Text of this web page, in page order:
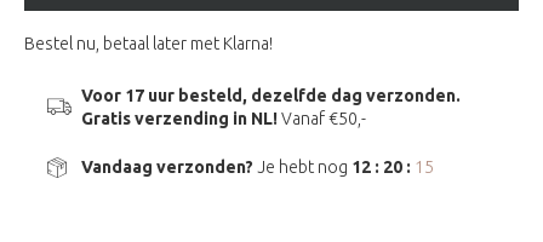
Bestel nu, betaal later met Klarna!
Voor 17 uur besteld, dezelfde dag verzonden.
Gratis verzending in NL!Vanaf €50,-
Vandaag verzonden? Je hebt nog 12 : 20 : 14